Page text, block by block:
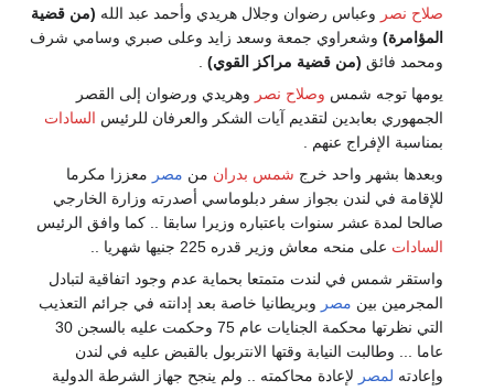
صلاح نصر وعباس رضوان وجلال هريدي وأحمد عبد الله (من قضية
المؤامرة) وشعراوي جمعة وسعد زايد وعلى صبري وسامي شرف
ومحمد فائق (من قضية مراكز القوي)
يومها توجه شمس وصلاح نصر وهريدي ورضوان إلى القصر
الجمهوري بعابدين لتقديم آيات الشكر والعرفان للرئيس السادات
بمناسبة الإفراج عنهم .
وبعدها بشهر واحد خرج شمس بدران من مصر معززا مكرما
للإقامة في لندن بجواز سفر دبلوماسي أصدرته وزارة الخارجي
صالحا لمدة عشر سنوات باعتباره وزيرا سابقا .. كما وافق الرئيس
السادات على منحه معاش وزير قدره 225 جنيها شهريا ..
واستقر شمس في لندت متمتعا بحماية عدم وجود اتفاقية لتبادل
المجرمين بين مصر وبريطانيا خاصة بعد إدانته في جرائم التعذيب
التي نظرتها محكمة الجنايات عام 75 وحكمت عليه بالسجن 30
عاما ... وطالبت النيابة وقتها الانتربول بالقبض عليه في لندن
وإعادته لمصر لإعادة محاكمته .. ولم ينجح جهاز الشرطة الدولية